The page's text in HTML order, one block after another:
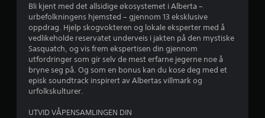
g
e
m
s
t
i
l
l
i
n
g
Bli kjent med det allsidige økosystemet i Alberta –
urbefolkningens hjemsted – gjennom 13 eksklusive
oppdrag. Hjelp skogvokteren og lokale eksperter med å
vedlikeholde reservatet underveis i jakten på den mystiske
Sasquatch, og vis frem ekspertisen din gjennom
utfordringer som gir selv de mest erfarne jegerne noe å
bryne seg på. Og som en bonus kan du kose deg med et
episk soundtrack inspirert av Albertas villmark og
urfolkskulturer.
UTVID VÅPENSAMLINGEN DIN